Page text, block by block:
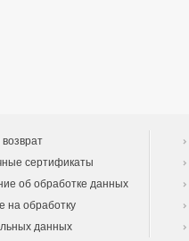
сертификаты
об обработке данных
на обработку
данных